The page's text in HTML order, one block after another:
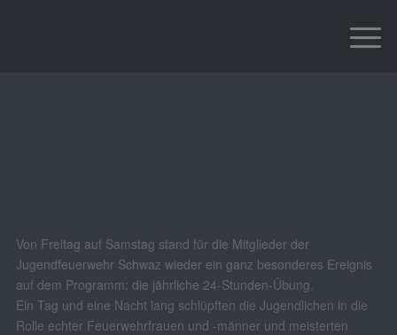
Von Freitag auf Samstag stand für die Mitglieder der
Jugendfeuerwehr Schwaz wieder ein ganz besonderes Ereignis
auf dem Programm: die jährliche 24-Stunden-Übung.
Ein Tag und eine Nacht lang schlüpften die Jugendlichen in die
Rolle echter Feuerwehrfrauen und -männer und meisterten